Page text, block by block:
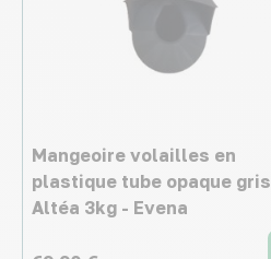
Mangeoire volailles en
plastique tube opaque gris
Altéa 3kg - Evena